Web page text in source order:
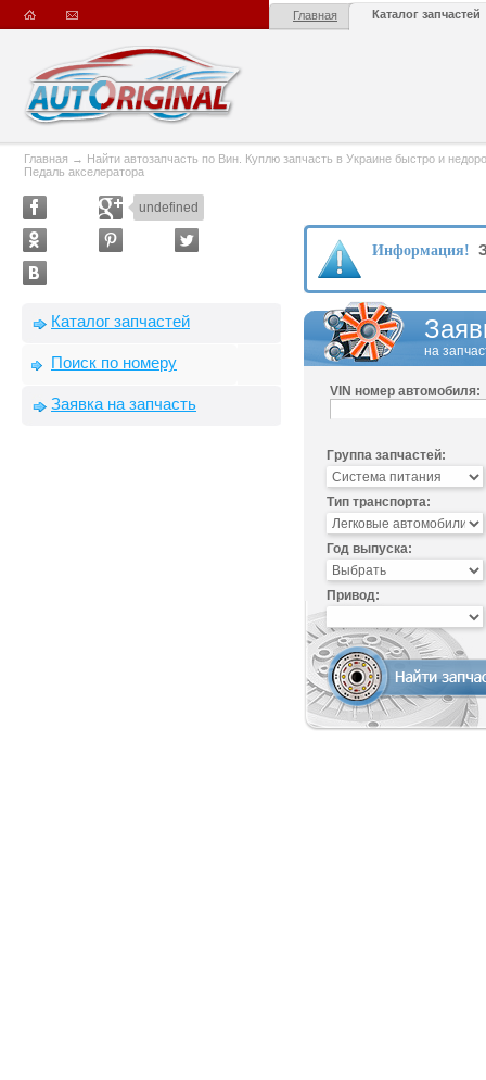
Главная Каталог запчастей
Главная → Найти автозапчасть по Вин. Куплю запчасть в Украине быстро и
Педаль акселератора
undefined
Каталог запчастей
Поиск по номеру
Заявка на запчасть
Информация!
на
VIN номер автомобиля:
Группа запчастей:
Тип транспорта:
Год выпуска:
Привод: